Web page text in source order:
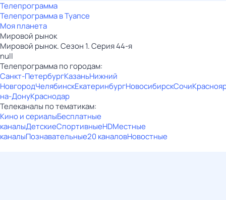
Телепрограмма
Телепрограмма в Туапсе
Моя планета
Мировой рынок
Мировой рынок. Сезон 1. Серия 44-я
null
Телепрограмма по городам:
Санкт-ПетербургКазаньНижний
НовгородЧелябинскЕкатеринбургНовосибирскСочи
на-ДонуКраснодар
Телеканалы по тематикам:
Кино и сериалыБесплатные
каналыДетскиеСпортивныеHDМестные
каналыПознавательные20 каналовНовостные